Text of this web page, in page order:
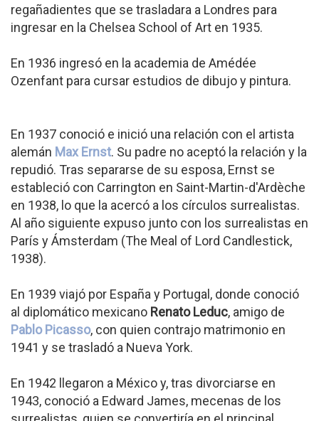
regañadientes que se trasladara a Londres para
ingresar en la Chelsea School of Art en 1935.
En 1936 ingresó en la academia de Amédée
Ozenfant para cursar estudios de dibujo y pintura.
En 1937 conoció e inició una relación con el artista
alemán Max Ernst. Su padre no aceptó la relación y la
repudió. Tras separarse de su esposa, Ernst se
estableció con Carrington en Saint-Martin-d'Ardèche
en 1938, lo que la acercó a los círculos surrealistas.
Al año siguiente expuso junto con los surrealistas en
París y Ámsterdam (The Meal of Lord Candlestick,
1938).
En 1939 viajó por España y Portugal, donde conoció
al diplomático mexicano Renato Leduc, amigo de
Pablo Picasso, con quien contrajo matrimonio en
1941 y se trasladó a Nueva York.
En 1942 llegaron a México y, tras divorciarse en
1943, conoció a Edward James, mecenas de los